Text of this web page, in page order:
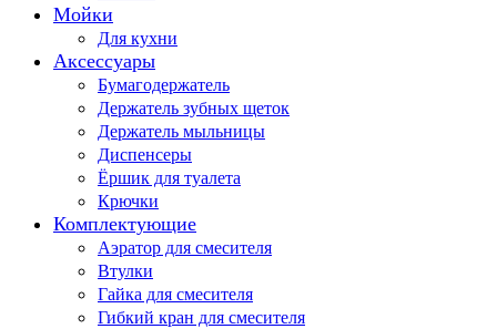
Мойки
Для кухни
Аксессуары
Бумагодержатель
Держатель зубных щеток
Держатель мыльницы
Диспенсеры
Ёршик для туалета
Крючки
Комплектующие
Аэратор для смесителя
Втулки
Гайка для смесителя
Гибкий кран для смесителя